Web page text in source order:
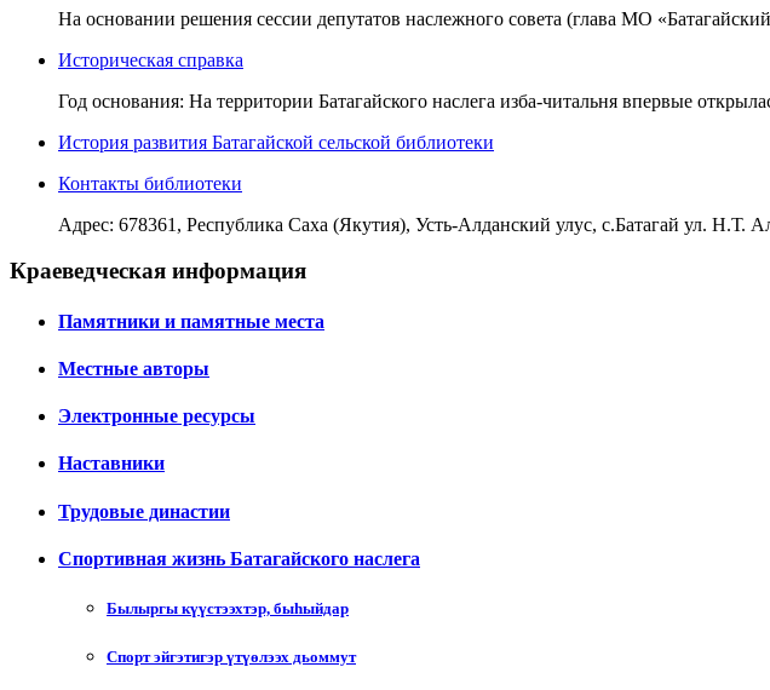
На основании решения сессии депутатов наслежного совета (глава МО
Историческая справка
Год основания: На территории Батагайского наслега изба-читальня впервые
История развития Батагайской сельской библиотеки
Контакты библиотеки
Адрес: 678361, Республика Саха (Якутия), Усть-Алданский улус, с.Батагай ул. Н.Т.
Краеведческая информация
Памятники и памятные места
Местные авторы
Электронные ресурсы
Наставники
Трудовые династии
Спортивная жизнь Батагайского наслега
Былыргы күүстээхтэр, быһыйдар
Спорт эйгэтигэр үтүөлээх дьоммут